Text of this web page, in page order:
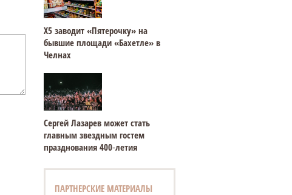
Х5 заводит «Пятерочку» на
бывшие площади «Бахетле» в
Челнах
Сергей Лазарев может стать
главным звездным гостем
празднования 400‑летия
ПАРТНЕРСКИЕ МАТЕРИАЛЫ